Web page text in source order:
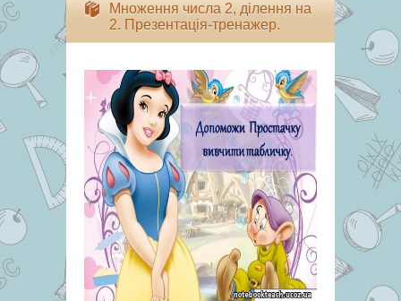
Множення числа 2, ділення на
2. Презентація-тренажер.